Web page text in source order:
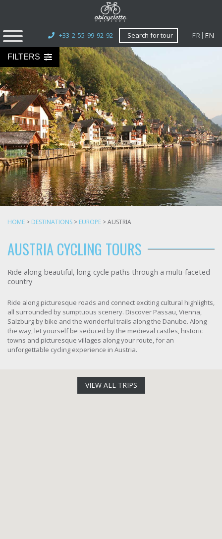
+33 2 55 99 92 92 Search for tour FR EN
HOME > DESTINATIONS > EUROPE >AUSTRIA
AUSTRIA CYCLING TOURS
Ride along beautiful, long cycle paths through a multi-faceted
country
Ride along picturesque roads and connect exciting cultural highlights,
all surrounded by sumptuous scenery. Discover Passau, Vienna,
Salzburg by bike and the wonderful trails along the Danube. Along
the way, let yourself be seduced by the medieval castles, historic
towns and picturesque villages along your route, for an
unforgettable cycling experience in Austria.
FILTERS
VIEW ALL TRIPS